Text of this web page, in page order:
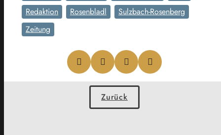
Redaktion
Rosenbladl
Sulzbach-Rosenberg
Zeitung
Zurück